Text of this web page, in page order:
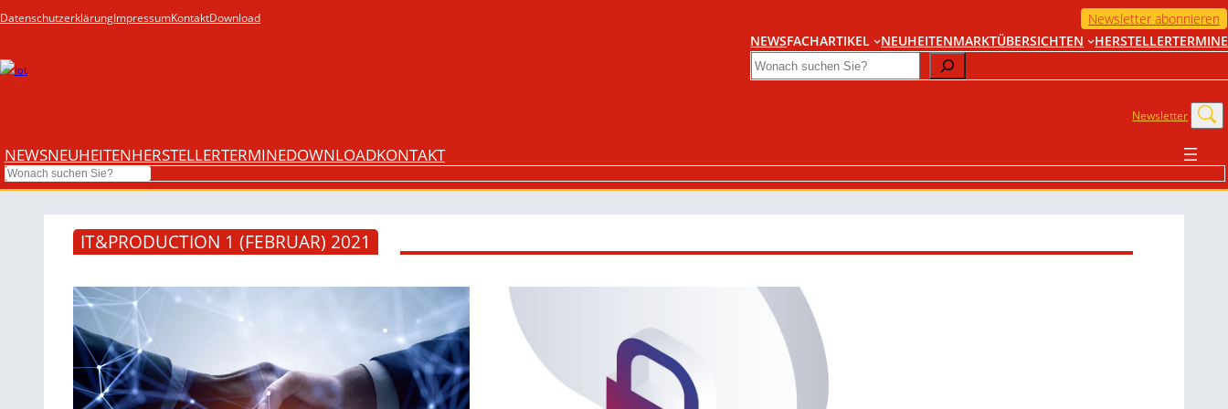
DatenschutzerklärungImpressumKontaktDownload
Newsletter abonnieren
NEWSFACHARTIKEL NEUHEITENMARKTÜBERSICHTEN HERSTELLERTERMINE
Search
Newsletter
NEWSNEUHEITENHERSTELLERTERMINEDOWNLOADKONTAKT
Search
IT&PRODUCTION 1 (FEBRUAR) 2021